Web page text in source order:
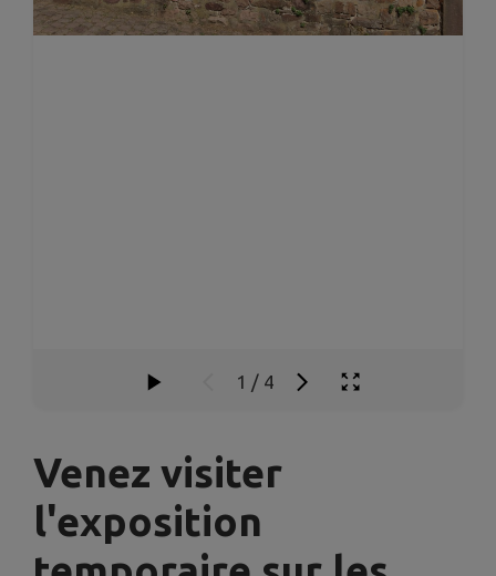
1 / 4
Venez visiter
l'exposition